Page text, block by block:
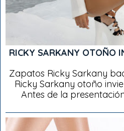
RICKY SARKANY OTOÑO
Zapatos Ricky Sarkany
Ricky Sarkany otoño
Antes de la